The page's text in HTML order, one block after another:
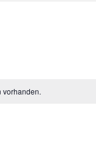
vorhanden.